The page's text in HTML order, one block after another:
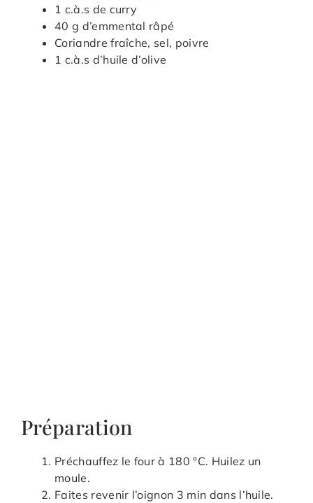
1 c.à.s de curry
40 g d’emmental râpé
Coriandre fraîche, sel, poivre
1 c.à.s d’huile d’olive
Préparation
Préchauffez le four à 180 °C. Huilez un
moule.
Faites revenir l’oignon 3 min dans l’huile.